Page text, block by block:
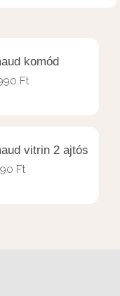
komód
Ft
vitrin 2 ajtós
Ft